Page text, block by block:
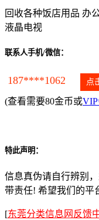
回收各种饭店用品 办
液晶电视
联系人手机/微信：
187****1062 点
(查看需要80金币或
特此声明：
信息真伪请自行辨别
带责任! 希望我们的平
[东莞分类信息网反馈